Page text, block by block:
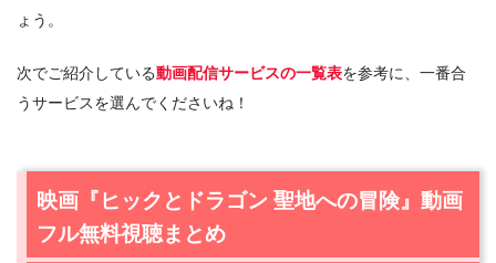
ょう。
次でご紹介している動画配信サービスの一覧表を参考に、一番合
うサービスを選んでくださいね！
映画『ヒックとドラゴン 聖地への冒険』動画
フル無料視聴まとめ